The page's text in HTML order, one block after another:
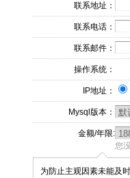
联系地址：
联系电话：
联系邮件：
操作系统：
IP地址：
Mysql版本：
金额/年限:
您
为防止主观因素未能及